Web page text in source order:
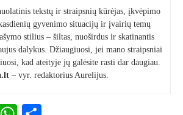
tekstų ir straipsnių kūrėjas, įkvėpimo
gyvenimo situacijų ir įvairių temų
stilius – šiltas, nuoširdus ir skatinantis
dalykus. Džiaugiuosi, jei mano straipsniai
kad ateityje jų galėsite rasti dar daugiau.
– vyr. redaktorius Aurelijus.